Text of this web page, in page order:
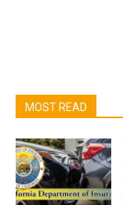
MOST READ